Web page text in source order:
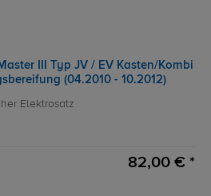
III Typ JV / EV Kasten/Kombi
(04.2010 - 10.2012)
Elektrosatz
82,00 € *